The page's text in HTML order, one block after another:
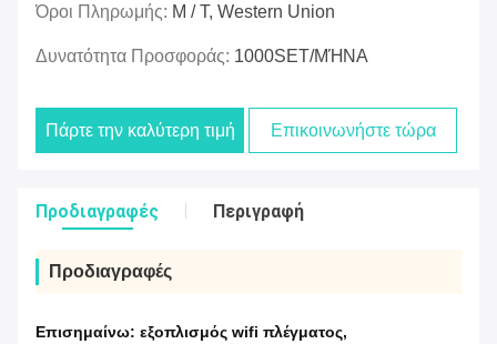
Όροι Πληρωμής: Μ / Τ, Western Union
Δυνατότητα Προσφοράς: 1000SET/ΜΉΝΑ
Πάρτε την καλύτερη τιμή Επικοινωνήστε τώρα
Προδιαγραφές Περιγραφή
Προδιαγραφές
Επισημαίνω: εξοπλισμός wifi πλέγματος,